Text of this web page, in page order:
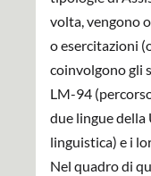
volta, vengono
o esercitazioni
coinvolgono gli
LM-94
due lingue della
linguistica) e i
Nel quadro di